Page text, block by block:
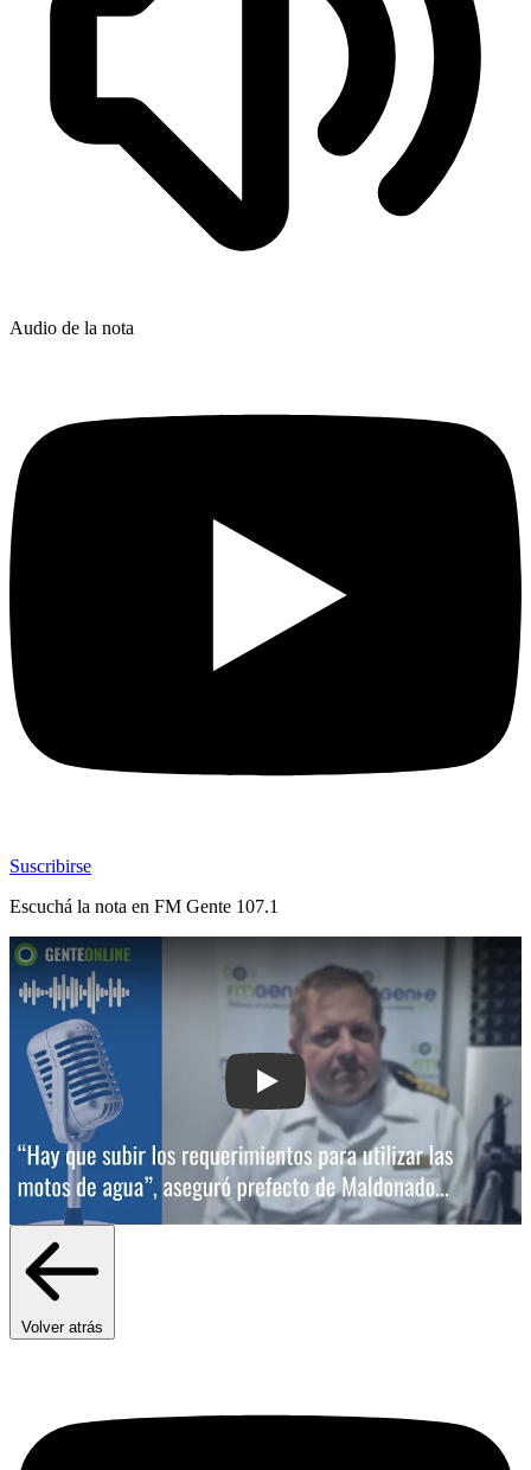
Audio de la nota
Suscribirse
Escuchá la nota en FM Gente 107.1
Play: “Hay que subir los
Volver atrás